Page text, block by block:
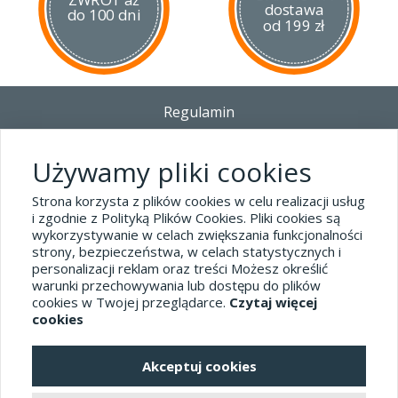
chowa się w niej i jest praktycznie niemożliwe przypadkowe
wypadnięcie noża podczas przenoszenia.
Pochewka posiada
w standardzie klipssłużący do zamocowania noża na pasie.
Klips jest przekładany prawo/lewo co umożliwia przenoszenie
noża rękojeścią w dół lub w górę.
Całość otrzymujemy zapakowaną w duże, estetyczne
tekturowe opakowanie producenta.
do 100 dni dostawa
od 199 zł
Regulamin
Polityka prywatności i pliki cookies
Blog
Dane kontaktowe
tel.32 445-74-07
sklep@hard-skin.pl
pełna wersja sklepu
Używamy pliki cookies
Strona korzysta z plików cookies w celu realizacji usług
i zgodnie z Polityką Plików Cookies. Pliki cookies są
wykorzystywanie w celach zwiększania funkcjonalności
strony, bezpieczeństwa, w celach statystycznych i
personalizacji reklam oraz treści Możesz określić
warunki przechowywania lub dostępu do plików
cookies w Twojej przeglądarce. Czytaj więcej
cookies
Akceptuj cookies